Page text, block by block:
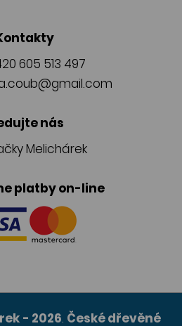
605 513 497
nás
Melichárek
platby on-line
- 2026. České dřevěné